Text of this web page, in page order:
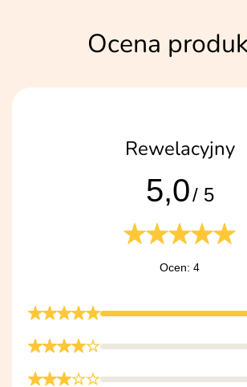
Ocena
Rewelacyjny
5,0/ 5
Ocen: 4